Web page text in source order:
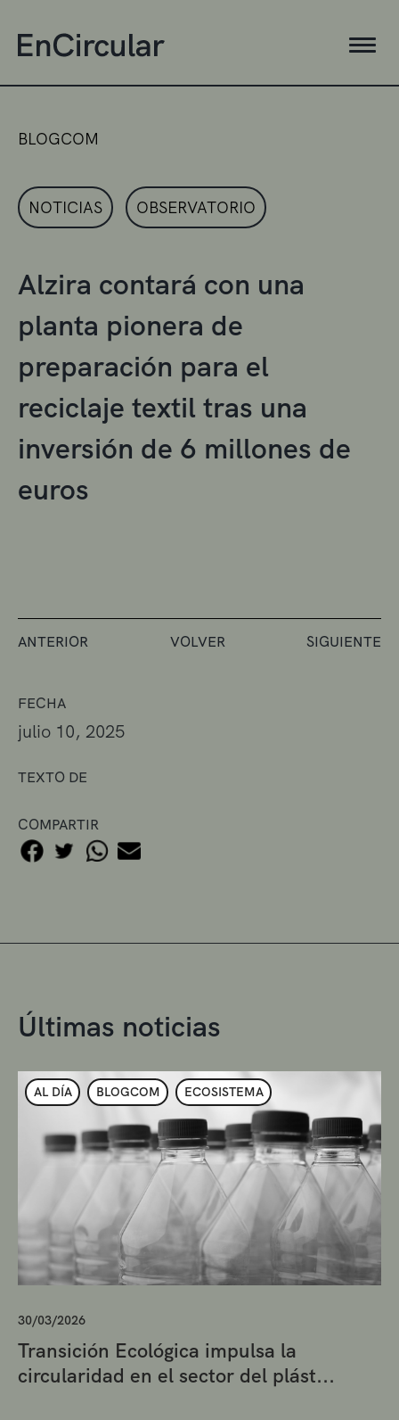
FECHA
julio 10, 2025
TEXTO DE
COMPARTIR
BLOGCOM
NOTICIAS OBSERVATORIO
Alzira contará con una
planta pionera de
preparación para el
reciclaje textil tras una
inversión de 6 millones de
euros
ANTERIOR VOLVER SIGUIENTE
Últimas noticias
AL DÍA BLOGCOM ECOSISTEMA
30/03/2026
Transición Ecológica impulsa la
circularidad en el sector del plást...